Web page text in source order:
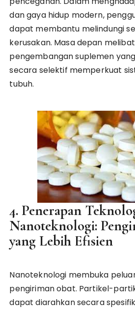
dan gaya hidup modern,
dapat membantu melindungi
kerusakan. Masa depan
pengembangan suplemen
secara selektif memperkuat
tubuh.
4. Penerapan
Nanoteknologi:
yang Lebih Efisien
Nanoteknologi membuka
pengiriman obat. Partikel-
dapat diarahkan secara